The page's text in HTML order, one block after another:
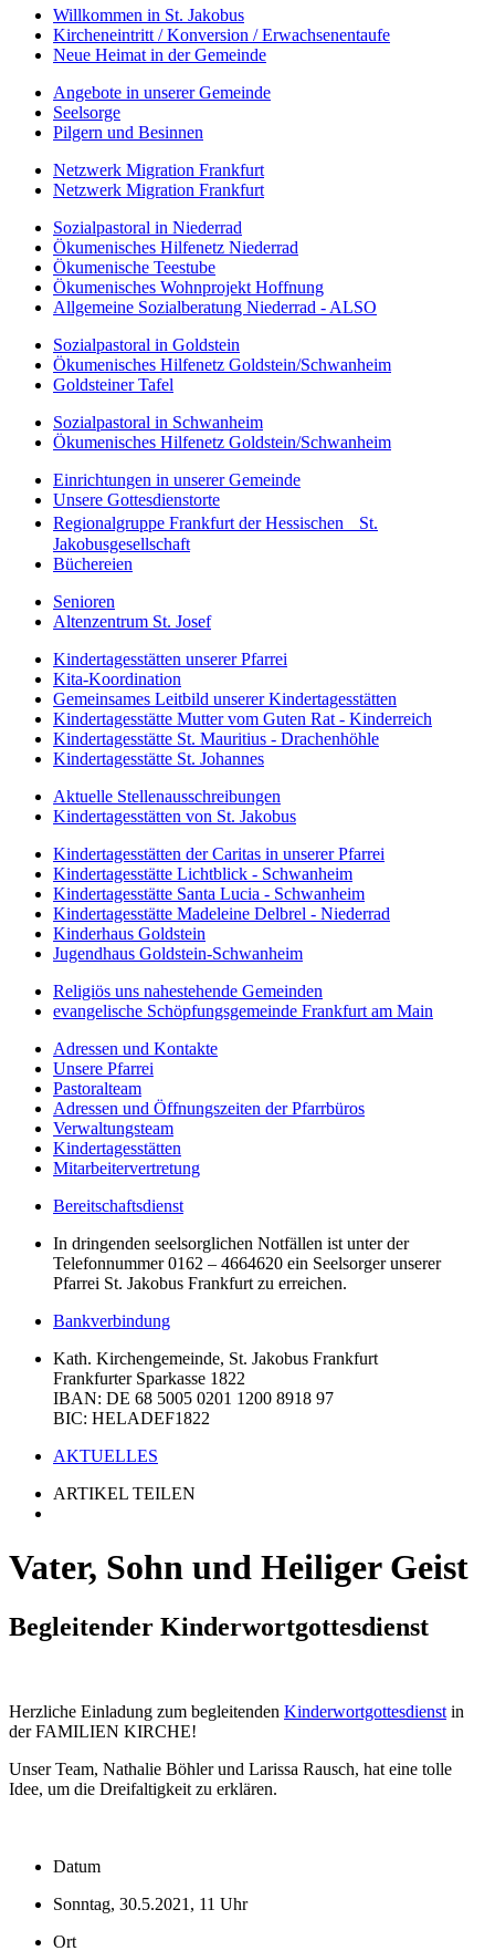
Willkommen in St. Jakobus
Kircheneintritt / Konversion / Erwachsenentaufe
Neue Heimat in der Gemeinde
Angebote in unserer Gemeinde
Seelsorge
Pilgern und Besinnen
Netzwerk Migration Frankfurt
Netzwerk Migration Frankfurt
Sozialpastoral in Niederrad
Ökumenisches Hilfenetz Niederrad
Ökumenische Teestube
Ökumenisches Wohnprojekt Hoffnung
Allgemeine Sozialberatung Niederrad - ALSO
Sozialpastoral in Goldstein
Ökumenisches Hilfenetz Goldstein/Schwanheim
Goldsteiner Tafel
Sozialpastoral in Schwanheim
Ökumenisches Hilfenetz Goldstein/Schwanheim
Einrichtungen in unserer Gemeinde
Unsere Gottesdienstorte
Regionalgruppe Frankfurt der Hessischen St.
Jakobusgesellschaft
Büchereien
Senioren
Altenzentrum St. Josef
Kindertagesstätten unserer Pfarrei
Kita-Koordination
Gemeinsames Leitbild unserer Kindertagesstätten
Kindertagesstätte Mutter vom Guten Rat - Kinderreich
Kindertagesstätte St. Mauritius - Drachenhöhle
Kindertagesstätte St. Johannes
Aktuelle Stellenausschreibungen
Kindertagesstätten von St. Jakobus
Kindertagesstätten der Caritas in unserer Pfarrei
Kindertagesstätte Lichtblick - Schwanheim
Kindertagesstätte Santa Lucia - Schwanheim
Kindertagesstätte Madeleine Delbrel - Niederrad
Kinderhaus Goldstein
Jugendhaus Goldstein-Schwanheim
Religiös uns nahestehende Gemeinden
evangelische Schöpfungsgemeinde Frankfurt am Main
Adressen und Kontakte
Unsere Pfarrei
Pastoralteam
Adressen und Öffnungszeiten der Pfarrbüros
Verwaltungsteam
Kindertagesstätten
Mitarbeitervertretung
Bereitschaftsdienst
In dringenden seelsorglichen Notfällen ist unter der
Telefonnummer 0162 – 4664620 ein Seelsorger unserer
Pfarrei St. Jakobus Frankfurt zu erreichen.
Bankverbindung
Kath. Kirchengemeinde, St. Jakobus Frankfurt
Frankfurter Sparkasse 1822
IBAN: DE 68 5005 0201 1200 8918 97
BIC: HELADEF1822
AKTUELLES
ARTIKEL TEILEN
Vater, Sohn und Heiliger Geist
Begleitender Kinderwortgottesdienst
Herzliche Einladung zum begleitenden Kinderwortgottesdienst in
der FAMILIEN KIRCHE!
Unser Team, Nathalie Böhler und Larissa Rausch, hat eine tolle
Idee, um die Dreifaltigkeit zu erklären.
Datum
Sonntag, 30.5.2021, 11 Uhr
Ort